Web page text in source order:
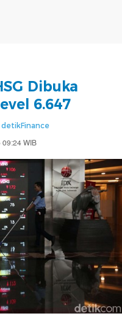
Dibuka
6.647
detikFinance
WIB